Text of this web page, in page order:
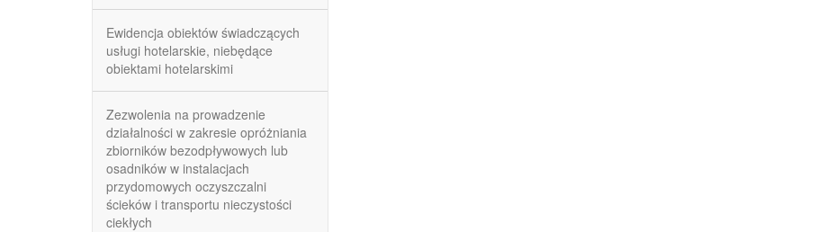
Ewidencja obiektów świadczących
usługi hotelarskie, niebędące
obiektami hotelarskimi
Zezwolenia na prowadzenie
działalności w zakresie opróżniania
zbiorników bezodpływowych lub
osadników w instalacjach
przydomowych oczyszczalni
ścieków i transportu nieczystości
ciekłych